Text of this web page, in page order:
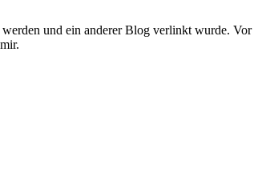
und ein anderer Blog verlinkt wurde. Vor